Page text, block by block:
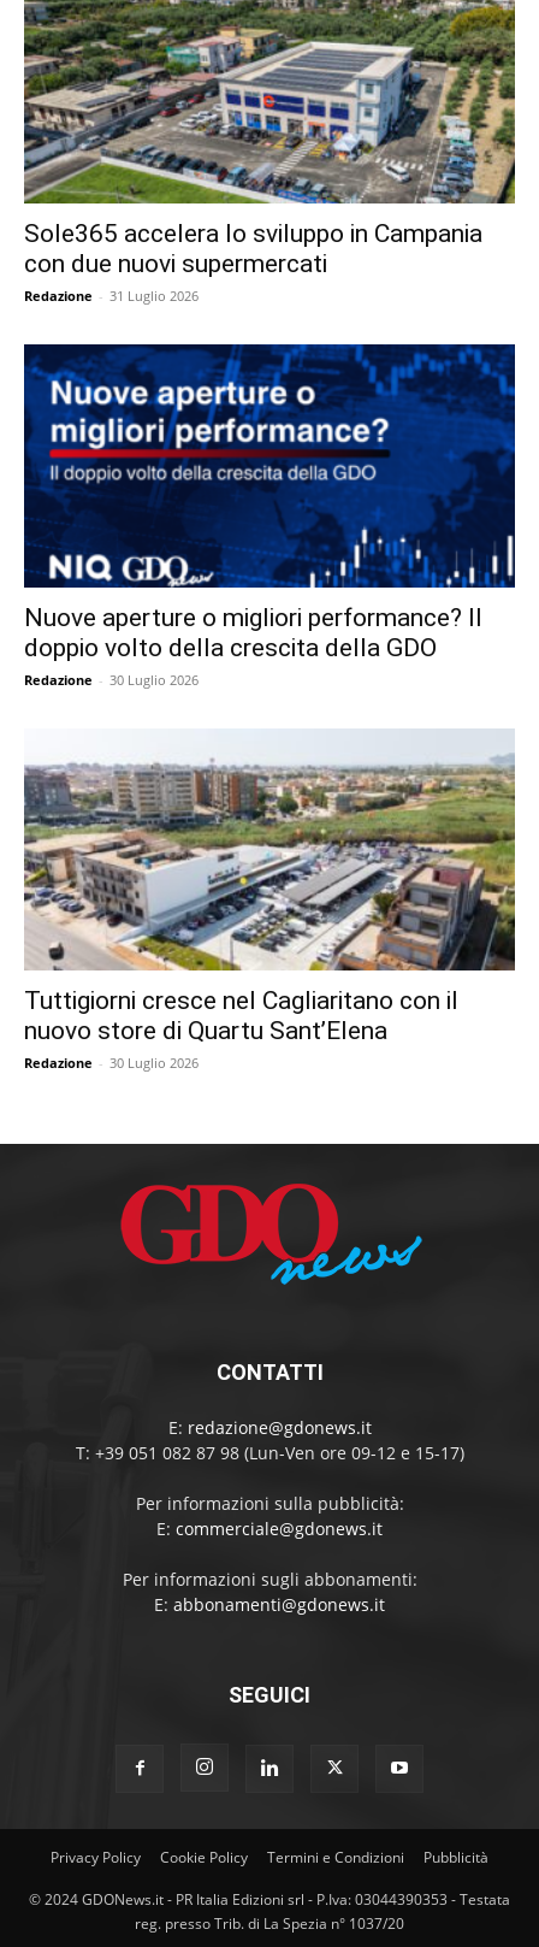
Sole365 accelera lo sviluppo in Campania
con due nuovi supermercati
Redazione - 31 Luglio 2026
Nuove aperture o migliori performance? Il
doppio volto della crescita della GDO
Redazione - 30 Luglio 2026
Tuttigiorni cresce nel Cagliaritano con il
nuovo store di Quartu Sant’Elena
Redazione - 30 Luglio 2026
CONTATTI
E: redazione@gdonews.it
T: +39 051 082 87 98 (Lun-Ven ore 09-12 e 15-17)
Per informazioni sulla pubblicità:
E: commerciale@gdonews.it
Per informazioni sugli abbonamenti:
E: abbonamenti@gdonews.it
SEGUICI
Privacy Policy Cookie Policy Termini e Condizioni Pubblicità
© 2024 GDONews.it - PR Italia Edizioni srl - P.Iva: 03044390353 - Testata
reg. presso Trib. di La Spezia n° 1037/20